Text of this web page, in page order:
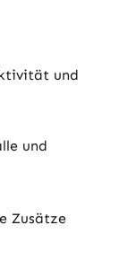
und
und
Zusätze